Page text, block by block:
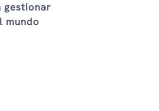
gestionar
mundo